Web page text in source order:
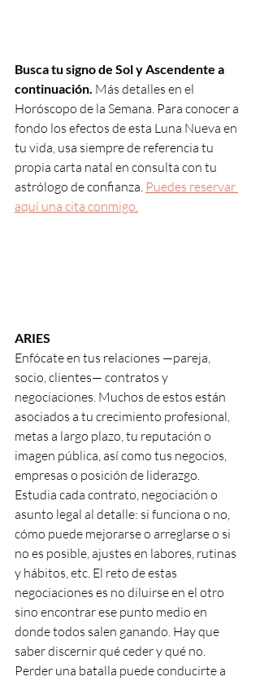
Busca tu signo de Sol y Ascendente a
continuación. Más detalles en el
Horóscopo de la Semana. Para conocer a
fondo los efectos de esta Luna Nueva en
tu vida, usa siempre de referencia tu
propia carta natal en consulta con tu
astrólogo de confianza. Puedes reservar
aquí una cita conmigo.
ARIES
Enfócate en tus relaciones —pareja,
socio, clientes— contratos y
negociaciones. Muchos de estos están
asociados a tu crecimiento profesional,
metas a largo plazo, tu reputación o
imagen pública, así como tus negocios,
empresas o posición de liderazgo.
Estudia cada contrato, negociación o
asunto legal al detalle: si funciona o no,
cómo puede mejorarse o arreglarse o si
no es posible, ajustes en labores, rutinas
y hábitos, etc. El reto de estas
negociaciones es no diluirse en el otro
sino encontrar ese punto medio en
donde todos salen ganando. Hay que
saber discernir qué ceder y qué no.
Perder una batalla puede conducirte a